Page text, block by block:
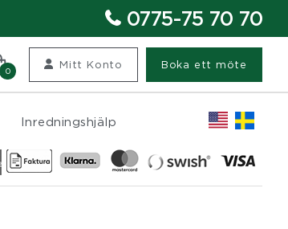
0775-75 70 70
0
Mitt Konto Boka ett möte
Inredningshjälp